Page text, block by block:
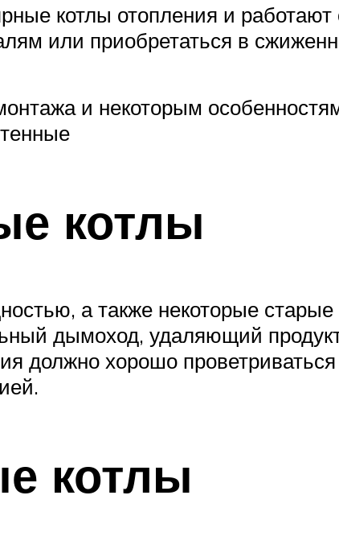
котлы отопления и работают
или приобретаться в
и некоторым
котлы
а также некоторые
дымоход, удаляющий
должно хорошо
котлы